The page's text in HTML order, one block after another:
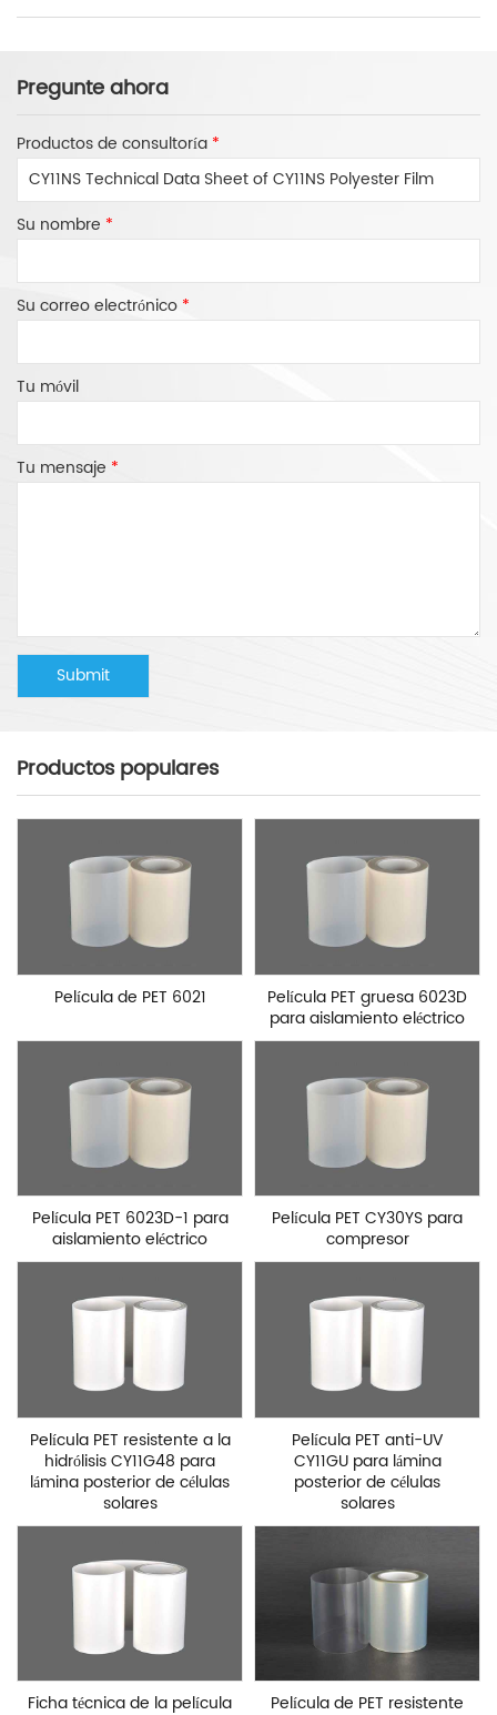
Pregunte ahora
Productos de consultoría *
Su nombre *
Su correo electrónico *
Tu móvil
Tu mensaje *
Productos populares
Película de PET 6021
Película PET gruesa 6023D
para aislamiento eléctrico
Película PET 6023D-1 para
aislamiento eléctrico
Película PET CY30YS para
compresor
Película PET resistente a la
hidrólisis CY11G48 para
lámina posterior de células
solares
Película PET anti-UV
CY11GU para lámina
posterior de células
solares
Ficha técnica de la película
Película de PET resistente